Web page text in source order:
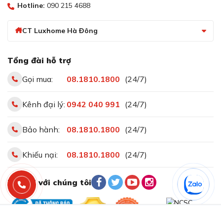
Kích hoạt chế độ giữ ấm khi bạn cần làm nóng nhẹ
Chức năng FlexInduction kết hợp 2 vùng
nấu thành 1 vùng nấu lớn
Bạn có thể sử dụng bếp từ Bosch PXX975KW1E như
một bếp thông thường với 4 vùng nấu hoặc kích hoạt
tính năng FlexZone để kết hợp thành 2 vùng nấu lớn.
Hotline: 090 215 4688
CT Luxhome Hà Đông
Tổng đài hỗ trợ
Gọi mua:
08.1810.1800 (24/7)
Kênh đại lý: 0942 040 991 (24/7)
Bảo hành: 08.1810.1800 (24/7)
Khiếu nại: 08.1810.1800 (24/7)
Kết nối với chúng tôi